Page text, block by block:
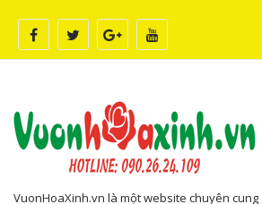
VuonHoaXinh.vn là một website chuyên